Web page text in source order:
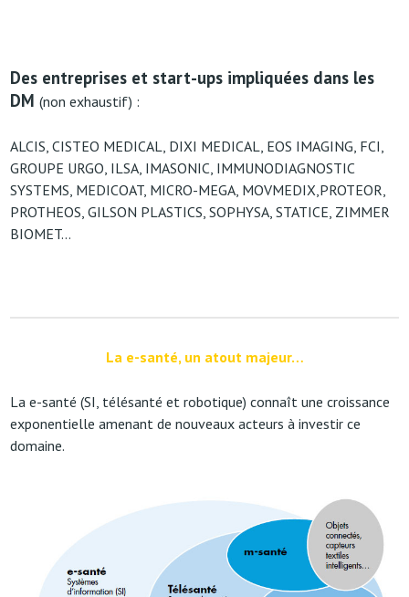
Des entreprises et start-ups impliquées dans les
DM(non exhaustif) :
ALCIS, CISTEO MEDICAL, DIXI MEDICAL, EOS IMAGING, FCI,
GROUPE URGO, ILSA, IMASONIC, IMMUNODIAGNOSTIC
SYSTEMS, MEDICOAT, MICRO-MEGA, MOVMEDIX,PROTEOR,
PROTHEOS, GILSON PLASTICS, SOPHYSA, STATICE, ZIMMER
BIOMET…
La e-santé, un atout majeur…
La e-santé (SI, télésanté et robotique) connaît une croissance
exponentielle amenant de nouveaux acteurs à investir ce
domaine.